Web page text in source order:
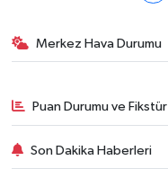
Merkez Hava Durumu
Puan Durumu ve Fikstür
Son Dakika Haberleri